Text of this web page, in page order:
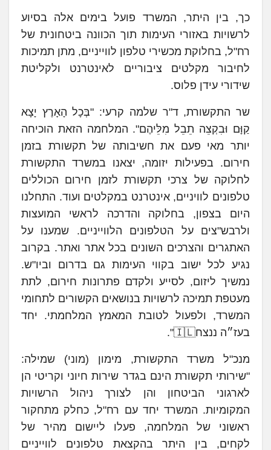
כך, בין היתר, המשרד פועל בימים אלה בסיוע
לרשויות באזורי העימות תוך הכוונה ביטחונית של
רח"ל, בחלוקת מכשירי טלפון לווייניים, מתן תמיכות
לחיבור מקלטים ציבוריים לאינטרנט ולקליטת
שידורי עידן פלוס.
שר התקשורת, ד"ר שלמה קרעי: "בְּכָל הָאָרֶץ יָצָא
קַוָּם וּבִקְצֵה תֵבֵל מִלֵּיהֶם". המלחמה הזאת הוכיחה
יותר מאי פעם את חשיבותה של תקשורת בזמן
חירום. בפעילות יזומה, יצאנו במשרד התקשורת
לחלוקה של צרכי תקשורת לזמן חירום הכוללים
טלפונים לוויניים, אינטרנט במקלטים ועוד. התחלנו
היום בצפון, בחלוקה והדרכה לראשי המועצות
ולרבש"צים על הטלפונים הלווייניים. שמענו על
האתגרים והצרכים השונים בכל אתר ואתר. בקרוב
נגיע לכל ישוב בקווי העימות גם בדרום וביו"ש.
נמשיך ליזום, לסייע ולקדם פתרונות חירום, לתת
מעטפת תמיכה לרשויות בנושאים הקשורים לתחומי
המשרד, ולפעול לטובת המאמץ המלחמתי. יחד
בעז״ה ננצח🇮🇱".
מנכ"ל משרד התקשורת, מימון (מוני) שמילה:
"שירותי תקשורת הינם בגדר שירות חיוני וקריטי הן
לארגוני הביטחון והן לצורך ניהול הרשויות
המקומיות. המשרד יחד עם רח"ל, כחלק מתחקור
ראשוני של המלחמה, פעלו ליישום מהיר של
לקחים, בין היתר בהקצאת טלפונים לווייניים